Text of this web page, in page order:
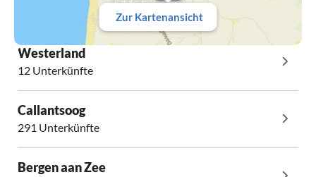
Zur Kartenansicht
Westerland
12 Unterkünfte
Callantsoog
291 Unterkünfte
Bergen aan Zee